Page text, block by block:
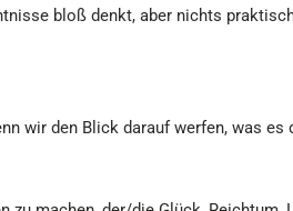
bloß denkt, aber nichts
wir den Blick darauf werfen, was